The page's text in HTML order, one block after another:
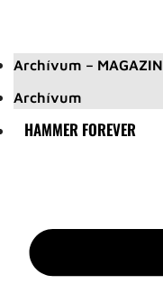
Archívum – MAGAZIN
Archívum
HAMMER FOREVER